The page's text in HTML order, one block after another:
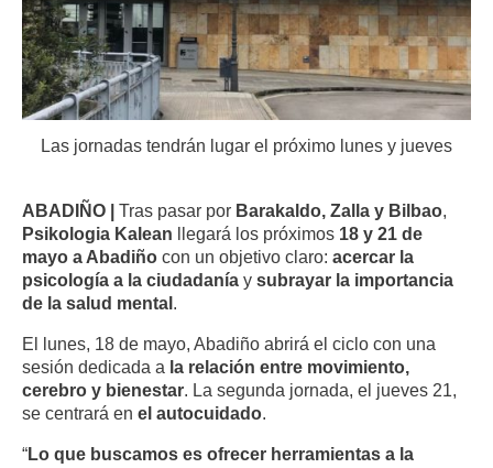
Las jornadas tendrán lugar el próximo lunes y jueves
ABADIÑO | Tras pasar por Barakaldo, Zalla y Bilbao,
Psikologia Kalean llegará los próximos 18 y 21 de
mayo a Abadiño con un objetivo claro: acercar la
psicología a la ciudadanía y subrayar la importancia
de la salud mental.
El lunes, 18 de mayo, Abadiño abrirá el ciclo con una
sesión dedicada a la relación entre movimiento,
cerebro y bienestar. La segunda jornada, el jueves 21,
se centrará en el autocuidado.
“Lo que buscamos es ofrecer herramientas a la